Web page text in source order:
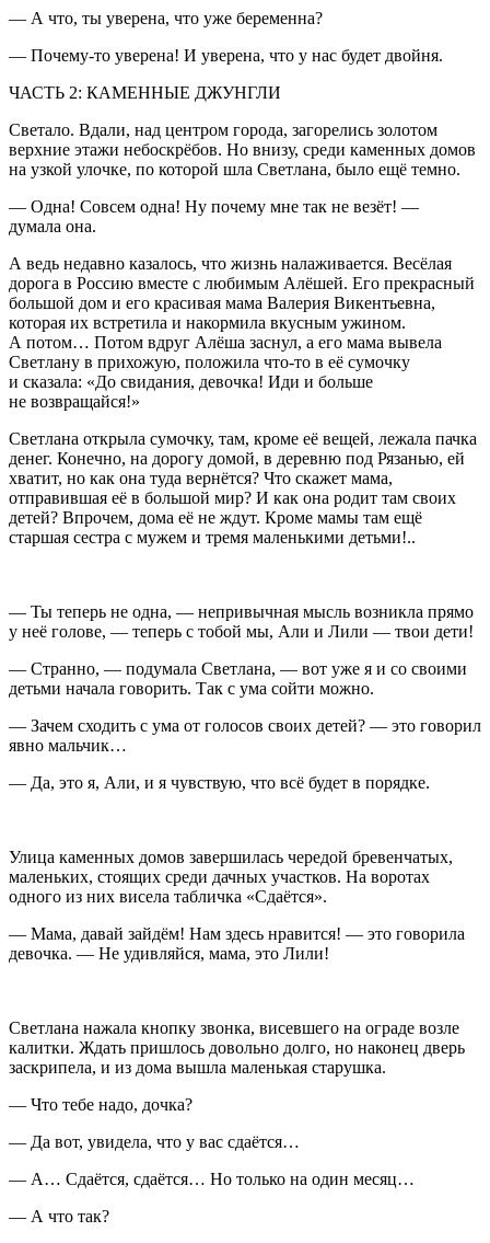
— А что, ты уверена, что уже беременна?
— Почему-то уверена! И уверена, что у нас будет двойня.
ЧАСТЬ 2: КАМЕННЫЕ ДЖУНГЛИ
Светало. Вдали, над центром города, загорелись золотом
верхние этажи небоскрёбов. Но внизу, среди каменных домов
на узкой улочке, по которой шла Светлана, было ещё темно.
— Одна! Совсем одна! Ну почему мне так не везёт! —
думала она.
А ведь недавно казалось, что жизнь налаживается. Весёлая
дорога в Россию вместе с любимым Алёшей. Его прекрасный
большой дом и его красивая мама Валерия Викентьевна,
которая их встретила и накормила вкусным ужином.
А потом… Потом вдруг Алёша заснул, а его мама вывела
Светлану в прихожую, положила что-то в её сумочку
и сказала: «До свидания, девочка! Иди и больше
не возвращайся!»
Светлана открыла сумочку, там, кроме её вещей, лежала пачка
денег. Конечно, на дорогу домой, в деревню под Рязанью, ей
хватит, но как она туда вернётся? Что скажет мама,
отправившая её в большой мир? И как она родит там своих
детей? Впрочем, дома её не ждут. Кроме мамы там ещё
старшая сестра с мужем и тремя маленькими детьми!..
— Ты теперь не одна, — непривычная мысль возникла прямо
у неё голове, — теперь с тобой мы, Али и Лили — твои дети!
— Странно, — подумала Светлана, — вот уже я и со своими
детьми начала говорить. Так с ума сойти можно.
— Зачем сходить с ума от голосов своих детей? — это говорил
явно мальчик…
— Да, это я, Али, и я чувствую, что всё будет в порядке.
Улица каменных домов завершилась чередой бревенчатых,
маленьких, стоящих среди дачных участков. На воротах
одного из них висела табличка «Сдаётся».
— Мама, давай зайдём! Нам здесь нравится! — это говорила
девочка. — Не удивляйся, мама, это Лили!
Светлана нажала кнопку звонка, висевшего на ограде возле
калитки. Ждать пришлось довольно долго, но наконец дверь
заскрипела, и из дома вышла маленькая старушка.
— Что тебе надо, дочка?
— Да вот, увидела, что у вас сдаётся…
— А… Сдаётся, сдаётся… Но только на один месяц…
— А что так?